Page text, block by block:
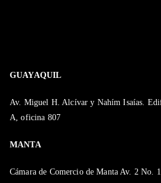
GUAYAQUIL
Av. Miguel H. Alcívar y Nahím Isaías.
A, oficina 807
MANTA
Cámara de Comercio de Manta Av. 2 No.